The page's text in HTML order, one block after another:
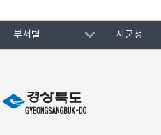
부서별 시군청